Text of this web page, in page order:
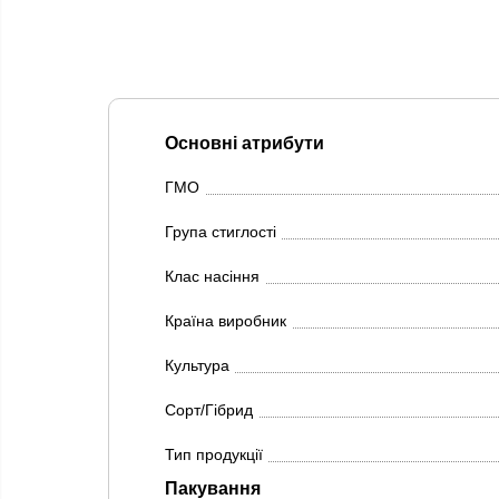
Основні атрибути
ГМО
Група стиглості
Клас насіння
Країна виробник
Культура
Сорт/Гібрид
Тип продукції
Пакування